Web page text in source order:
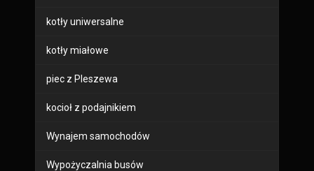
kotły uniwersalne
kotły miałowe
piec z Pleszewa
kocioł z podajnikiem
Wynajem samochodów
Wypożyczalnia busów